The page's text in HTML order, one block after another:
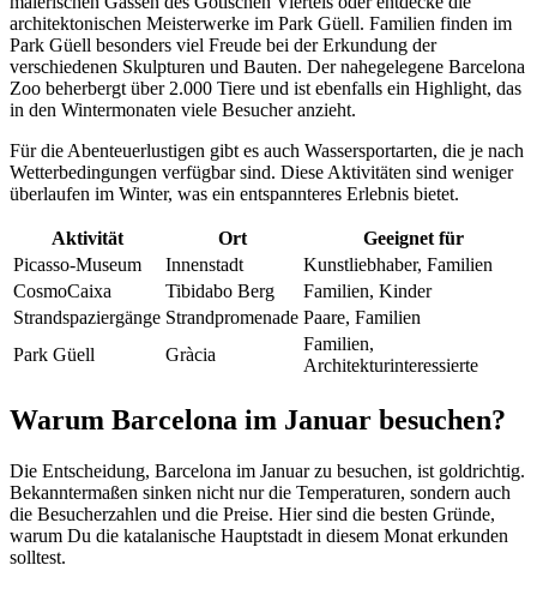
architektonischen Meisterwerke im Park Güell. Familien finden im
Park Güell besonders viel Freude bei der Erkundung der
verschiedenen Skulpturen und Bauten. Der nahegelegene Barcelona
Zoo beherbergt über 2.000 Tiere und ist ebenfalls ein Highlight, das
in den Wintermonaten viele Besucher anzieht.
Für die Abenteuerlustigen gibt es auch Wassersportarten, die je nach
Wetterbedingungen verfügbar sind. Diese Aktivitäten sind weniger
überlaufen im Winter, was ein entspannteres Erlebnis bietet.
Aktivität Ort
Geeignet für
Picasso-Museum
Innenstadt
Kunstliebhaber, Familien
CosmoCaixa
Tibidabo Berg
Familien, Kinder
Strandspaziergänge Strandpromenade Paare, Familien
Park Güell
Gràcia
Familien,
Architekturinteressierte
Warum Barcelona im Januar besuchen?
Die Entscheidung, Barcelona im Januar zu besuchen, ist goldrichtig.
Bekanntermaßen sinken nicht nur die Temperaturen, sondern auch
die Besucherzahlen und die Preise. Hier sind die besten Gründe,
warum Du die katalanische Hauptstadt in diesem Monat erkunden
solltest.